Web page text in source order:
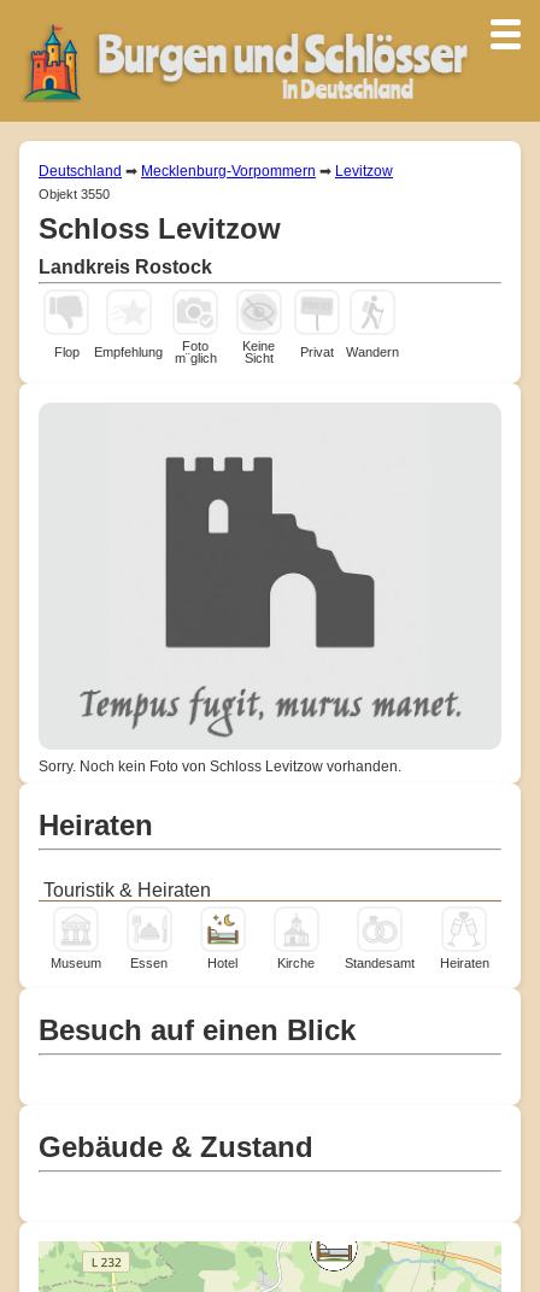
Deutschland ➡ Mecklenburg-Vorpommern ➡ Levitzow
Objekt 3550
Schloss Levitzow
Landkreis Rostock
Flop Empfehlung
Foto
m¨glich
Keine
Sicht
Privat Wandern
Sorry. Noch kein Foto von Schloss Levitzow vorhanden.
Heiraten
Touristik & Heiraten
Museum Essen Hotel Kirche Standesamt Heiraten
Besuch auf einen Blick
Gebäude & Zustand